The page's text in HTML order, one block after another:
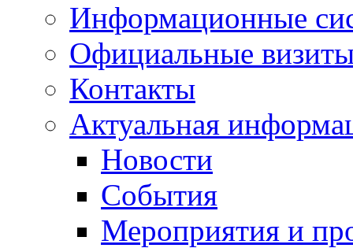
Информационные
Официальные
Контакты
Актуальная
Новости
События
Мероприятия и